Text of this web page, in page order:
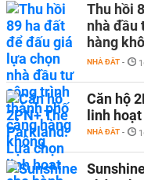
Thu hồi
nhà đầu
hàng
NHÀ ĐẤT -
Căn hộ
linh
NHÀ ĐẤT -